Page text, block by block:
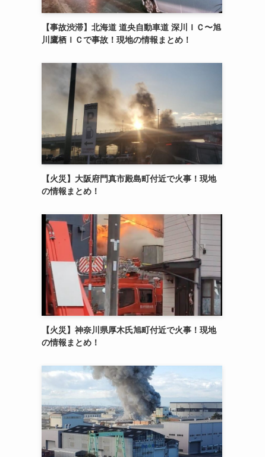
【事故渋滞】北海道 道央自動車道 深川ＩＣ〜旭
川鷹栖ＩＣで事故！現地の情報まとめ！
【火災】大阪府門真市殿島町付近で火事！現地
の情報まとめ！
【火災】神奈川県厚木氏旭町付近で火事！現地
の情報まとめ！